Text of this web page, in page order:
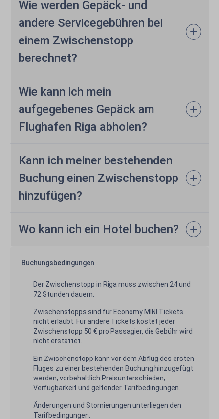
Wie werden Gepäck- und
andere Servicegebühren bei
einem Zwischenstopp
berechnet?
Wie kann ich mein
aufgegebenes Gepäck am
Flughafen Riga abholen?
Kann ich meiner bestehenden
Buchung einen Zwischenstopp
hinzufügen?
Wo kann ich ein Hotel buchen?
Buchungsbedingungen
Der Zwischenstopp in Riga muss zwischen 24 und
72 Stunden dauern.
Zwischenstopps sind für Economy MINI Tickets
nicht erlaubt. Für andere Tickets kostet jeder
Zwischenstopp 50 € pro Passagier, die Gebühr wird
nicht erstattet.
Ein Zwischenstopp kann vor dem Abflug des ersten
Fluges zu einer bestehenden Buchung hinzugefügt
werden, vorbehaltlich Preisunterschieden,
Verfügbarkeit und geltender Tarifbedingungen.
Änderungen und Stornierungen unterliegen den
Tarifbedingungen.